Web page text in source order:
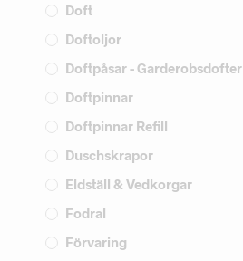
Doft
Doftoljor
Doftpåsar - Garderobsdofter
Doftpinnar
Doftpinnar Refill
Duschskrapor
Eldställ & Vedkorgar
Fodral
Förvaring